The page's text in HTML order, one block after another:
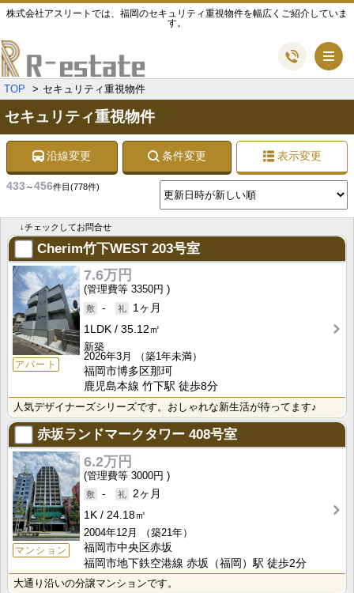
株式会社アスリートでは、福岡のセキュリティ重視物件を幅広くご紹介していま
す。
TOP セキュリティ重視物件
セキュリティ重視物件
沿線変更 条件変更 表示変更
433 ～456件目 (778件)
↓チェックしてお問合せ
Cherim竹下WEST203号室
アパート
7.6万円
3350円
-
1ヶ月
1LDK
35.12㎡
新築
2026年3月
（築1年未満）
福岡市博多区那珂
鹿児島本線 竹下駅 徒歩8分
人気デザイナーズシリーズです。おしゃれな新生活が待ってます♪
赤坂ランドマークタワー 408号室
マンション
6.2万円
3000円
-
2ヶ月
1K
24.18㎡
2004年12月
（築21年）
福岡市中央区赤坂
福岡市地下鉄空港線 赤坂（福岡）駅 徒歩2分
大通り沿いの分譲マンションです。